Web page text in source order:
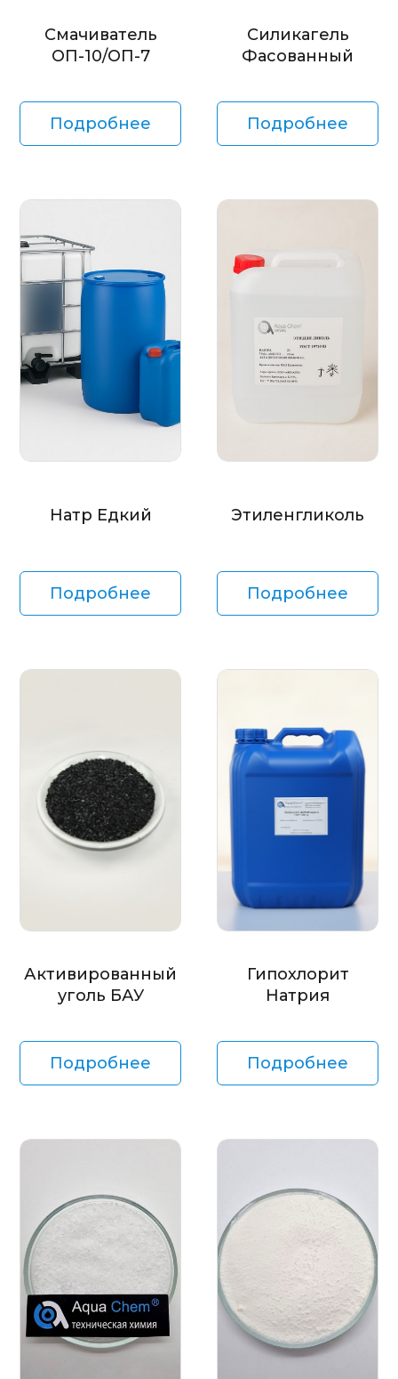
Смачиватель
ОП-10/ОП-7
Подробнее
Силикагель
Фасованный
Подробнее
Натр Едкий
Подробнее
Этиленгликоль
Подробнее
Активированный
уголь БАУ
Подробнее
Гипохлорит
Натрия
Подробнее